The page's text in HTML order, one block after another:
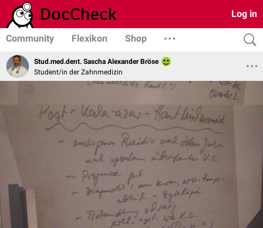
Log in
Community Flexikon Shop
Stud.med.dent. Sascha Alexander Bröse
Student/in der Zahnmedizin